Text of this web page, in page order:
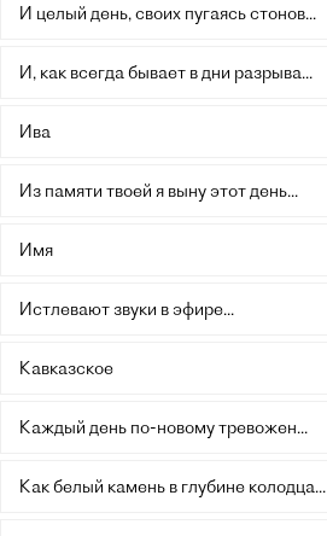
И целый день, своих пугаясь стонов...
И, как всегда бывает в дни разрыва...
Ива
Из памяти твоей я выну этот день...
Имя
Истлевают звуки в эфире...
Кавказское
Каждый день по-новому тревожен...
Как белый камень в глубине колодца...